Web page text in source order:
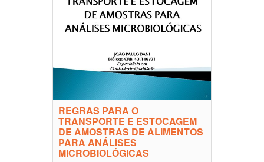
REGRAS PARA O
TRANSPORTE E ESTOCAGEM
DE AMOSTRAS DE ALIMENTOS
PARA ANÁLISES
MICROBIOLÓGICAS